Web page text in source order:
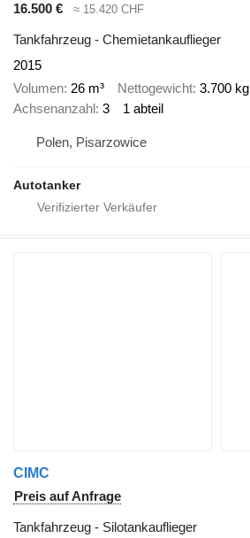
16.500 €
≈ 15.420 CHF
Tankfahrzeug - Chemietankauflieger
2015
Volumen 26 m³ Nettogewicht 3.700 kg
Achsenanzahl 3 1 abteil
Polen, Pisarzowice
Autotanker
CIMC
Preis auf Anfrage
Tankfahrzeug - Silotankauflieger